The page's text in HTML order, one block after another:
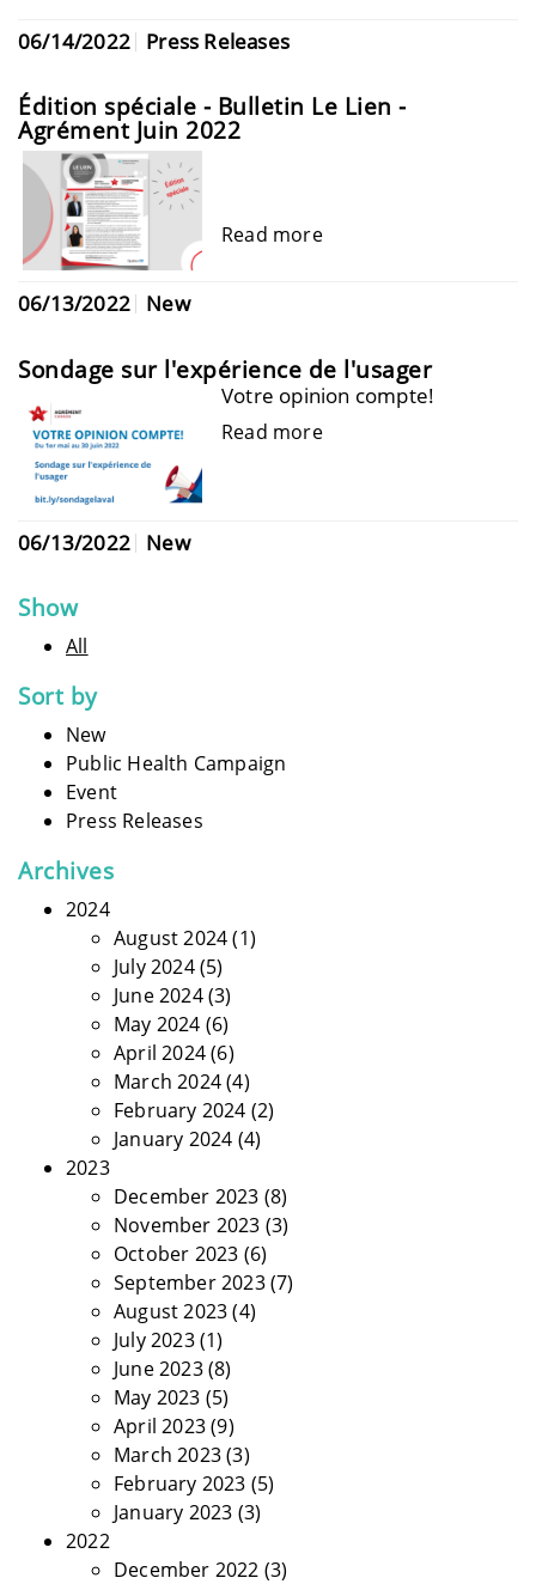
06/14/2022 Press Releases
Édition spéciale - Bulletin Le Lien -
Agrément Juin 2022
Read more
06/13/2022 New
Sondage sur l'expérience de l'usager
Votre opinion compte!
Read more
06/13/2022 New
Show
All
Sort by
New
Public Health Campaign
Event
Press Releases
Archives
2024
August 2024(1)
July 2024(5)
June 2024(3)
May 2024 (6)
April 2024(6)
March 2024(4)
February 2024 (2)
January 2024 (4)
2023
December 2023 (8)
November 2023 (3)
October 2023 (6)
September 2023(7)
August 2023(4)
July 2023(1)
June 2023(8)
May 2023 (5)
April 2023(9)
March 2023(3)
February 2023 (5)
January 2023 (3)
2022
December 2022 (3)